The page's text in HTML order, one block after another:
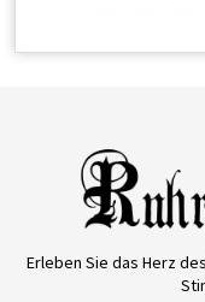
Erleben Sie das Herz